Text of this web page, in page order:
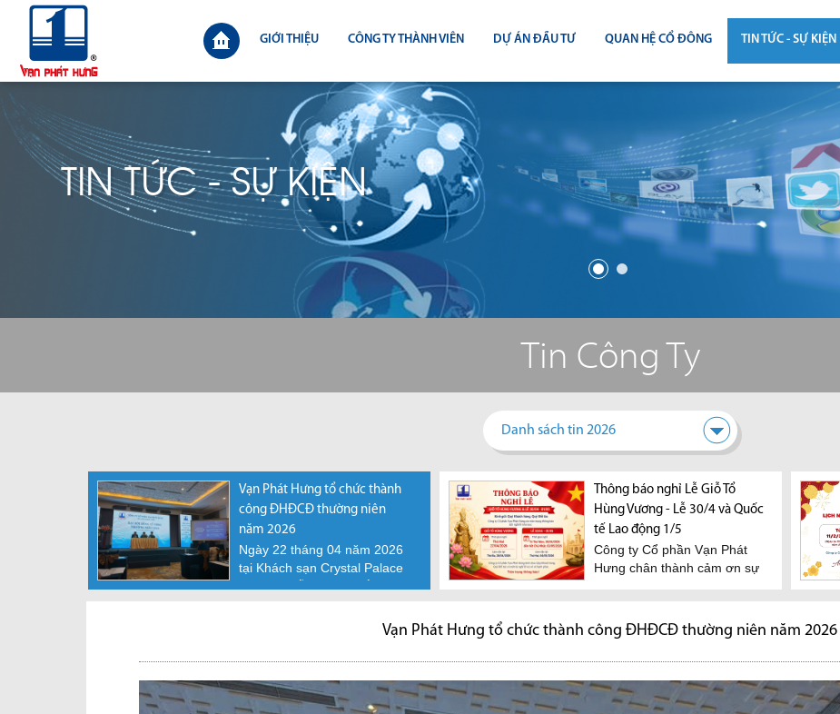
GIỚI THIỆU CÔNG TY THÀNH VIÊN DỰ ÁN ĐẦU TƯ QUAN HỆ CỔ ĐÔNG
ĐẠI HỘI ĐỒNG CỔ ĐÔNG
BÁO CÁO THƯỜNG NIÊN
BÁO CÁO TÀI CHÍNH
TIN TỨC - SỰ KIỆN
TIN THỊ TRƯỜNG
TIN DỰ ÁN
TIN CÔNG TY
TIN TỨC - SỰ KIỆN
Tin Công Ty
Danh sách tin 2026
Vạn Phát Hưng tổ chức thành
công ĐHĐCĐ thường niên
năm 2026
Ngày 22 tháng 04 năm 2026
tại Khách sạn Crystal Palace
Thông báo nghỉ Lễ Giỗ Tổ
Hùng Vương - Lễ 30/4 và Quốc
tế Lao động 1/5
Công ty Cổ phần Vạn Phát
Hưng chân thành cảm ơn sự
Vạn Phát Hưng tổ chức thành công ĐHĐCĐ thường niên năm 2026